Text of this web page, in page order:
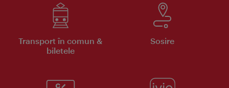
Transport în comun &
biletele
Sosire